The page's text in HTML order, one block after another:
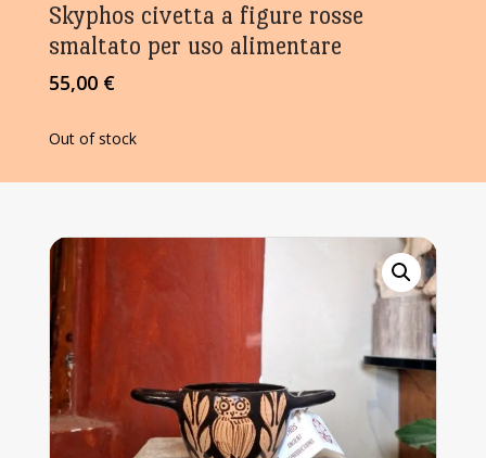
Skyphos civetta a figure rosse
smaltato per uso alimentare
55,00 €
Out of stock